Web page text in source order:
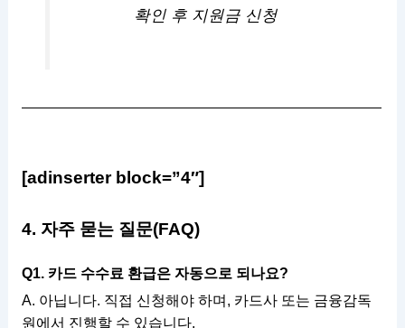
확인 후 지원금 신청
[adinserter block=”4″]
4. 자주 묻는 질문(FAQ)
Q1. 카드 수수료 환급은 자동으로 되나요?
A. 아닙니다. 직접 신청해야 하며, 카드사 또는 금융감독
원에서 진행할 수 있습니다.